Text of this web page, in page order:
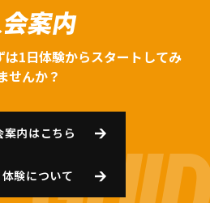
案内
1日体験からスタートしてみ
せんか？
案内はこちら
験について